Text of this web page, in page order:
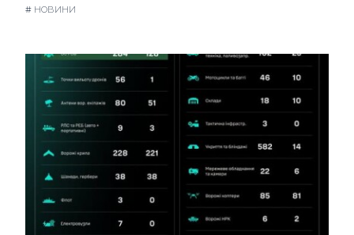
# НОВИНИ